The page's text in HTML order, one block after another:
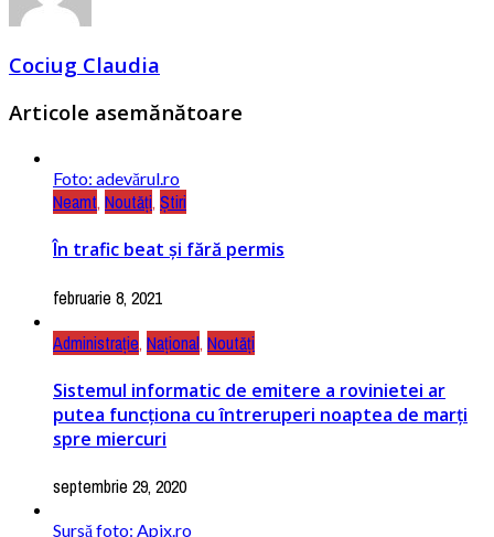
Cociug Claudia
Articole asemănătoare
Foto: adevărul.ro
Neamt, Noutăți, Știri
În trafic beat și fără permis
februarie 8, 2021
Administrație, Național, Noutăți
Sistemul informatic de emitere a rovinietei ar
putea funcționa cu întreruperi noaptea de marți
spre miercuri
septembrie 29, 2020
Sursă foto: Apix.ro